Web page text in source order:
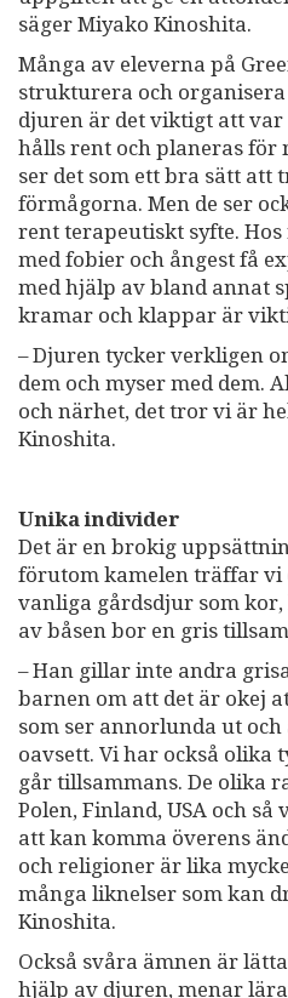
säger Miyako Kinoshita.
Många av eleverna på
strukturera och
djuren är det viktigt att var
hålls rent och planeras för
ser det som ett bra sätt att
förmågorna. Men de ser
rent terapeutiskt syfte.
med fobier och ångest få
med hjälp av bland annat
kramar och klappar är
– Djuren tycker verkligen
dem och myser med dem.
och närhet, det tror vi är
Kinoshita.
Unika individer
Det är en brokig
förutom kamelen träffar vi
vanliga gårdsdjur som
av båsen bor en gris
– Han gillar inte andra
barnen om att det är okej
som ser annorlunda ut
oavsett. Vi har också olika
går tillsammans. De olika
Polen, Finland, USA och
att kan komma överens
och religioner är lika
många liknelser som kan
Kinoshita.
Också svåra ämnen är
hjälp av djuren, menar